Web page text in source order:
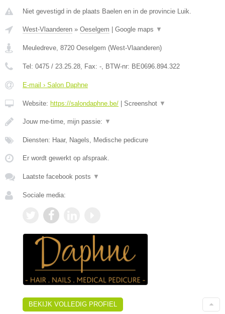
Niet gevestigd in de plaats Baelen en in de provincie Luik.
West-Vlaanderen » Oeselgem Google maps ▼
Meuledreve, 8720 Oeselgem (West-Vlaanderen)
Tel: 0475 / 23.25.28, Fax: -, BTW-nr: BE0696.894.322
E-mail › Salon Daphne
Website: https://salondaphne.be/ Screenshot ▼
Jouw me-time, mijn passie: ▼
Diensten: Haar, Nagels, Medische pedicure
Er wordt gewerkt op afspraak.
Laatste facebook posts ▼
Sociale media:
BEKIJK VOLLEDIG PROFIEL